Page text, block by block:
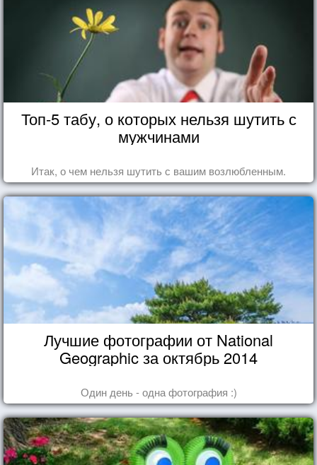
Топ-5 табу, о которых нельзя шутить с
мужчинами
Итак, о чем нельзя шутить с вашим возлюбленным.
Лучшие фотографии от National
Geographic за октябрь 2014
Один день - одна фотография :)